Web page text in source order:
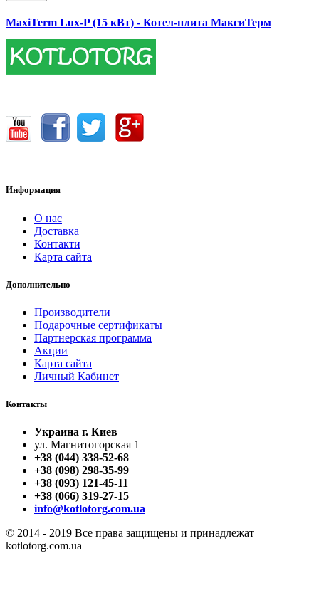
MaxiTerm Lux-P (15 кВт) - Котел-плита МаксиТерм
17400.00 грн.
Информация
О нас
Доставка
Контакти
Карта сайта
Дополнительно
Производители
Подарочные сертификаты
Партнерская программа
Акции
Карта сайта
Личный Кабинет
Контакты
Украина г. Киев
ул. Магнитогорская 1
+38 (044) 338-52-68
+38 (098) 298-35-99
+38 (093) 121-45-11
+38 (066) 319-27-15
info@kotlotorg.com.ua
© 2014 - 2019 Все права защищены и принадлежат
kotlotorg.com.ua